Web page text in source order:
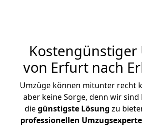
Kostengünstiger
von Erfurt nach
Umzüge können mitunter recht
aber keine Sorge, denn wir sind
diegünstigste Lösung zu
professionellen